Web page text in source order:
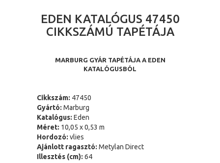
EDEN KATALÓGUS 47450
CIKKSZÁMÚ TAPÉTÁJA
MARBURG GYÁR TAPÉTÁJA A EDEN
KATALÓGUSBÓL
Cikkszám: 47450
Gyártó: Marburg
Katalógus: Eden
Méret: 10,05 x 0,53 m
Hordozó: vlies
Ajánlott ragasztó: Metylan Direct
Illesztés (cm): 64